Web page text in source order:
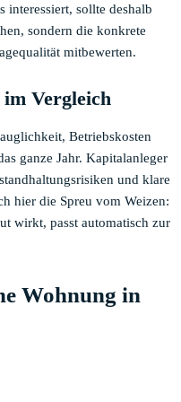
interessiert, sollte deshalb
sondern die konkrete
mitbewerten.
Vergleich
Betriebskosten
ganze Jahr. Kapitalanleger
und klare
hier die Spreu vom Weizen:
wirkt, passt automatisch zur
Wohnung in